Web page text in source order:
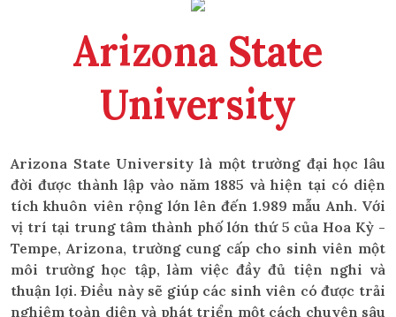
Arizona State
University
Arizona State University là một trường đại học lâu
đời được thành lập vào năm 1885 và hiện tại có diện
tích khuôn viên rộng lớn lên đến 1.989 mẫu Anh. Với
vị trí tại trung tâm thành phố lớn thứ 5 của Hoa Kỳ -
Tempe, Arizona, trường cung cấp cho sinh viên một
môi trường học tập, làm việc đầy đủ tiện nghi và
thuận lợi. Điều này sẽ giúp các sinh viên có được trải
nghiệm toàn diện và phát triển một cách chuyên sâu